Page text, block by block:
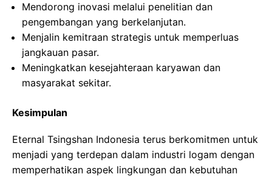
Mendorong inovasi melalui penelitian dan
pengembangan yang berkelanjutan.
Menjalin kemitraan strategis untuk memperluas
jangkauan pasar.
Meningkatkan kesejahteraan karyawan dan
masyarakat sekitar.
Kesimpulan
Eternal Tsingshan Indonesia terus berkomitmen untuk
menjadi yang terdepan dalam industri logam dengan
memperhatikan aspek lingkungan dan kebutuhan